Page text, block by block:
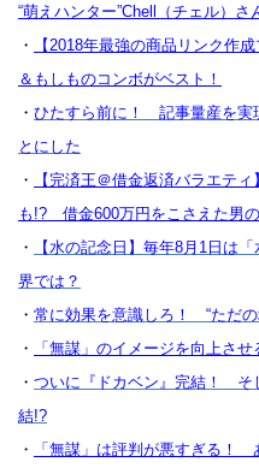
“萌えハンター”Chell（チェル）
・
【2018年最強の商品リンク作
＆もしものコンボがベスト！
・ ひたすら前に！ 記事量産を実
とにした
・
【完済王＠借金返済バラエテ
も!? 借金600万円をこさえた男
・
【水の記念日】毎年8月1日は
界では？
・ 常に効果を意識しろ！ “ただの
・
「無謀」のイメージを向上さ
・ ついに『ドカベン』完結！ そ
結!?
・
「無謀」は評判が悪すぎる！